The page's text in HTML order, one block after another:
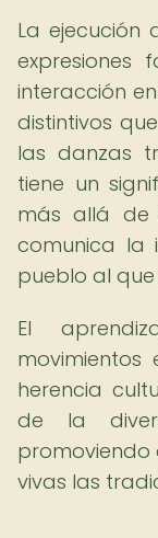
La ejecución
expresiones
interacción
distintivos
las danzas
tiene un
más allá de
comunica la
pueblo al
El
herencia
de la
vivas las